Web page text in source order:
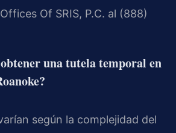
Of SRIS, P.C. al (888)
una tutela temporal en
según la complejidad del